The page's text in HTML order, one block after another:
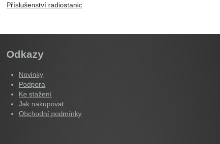
Příslušenství radiostanic
Odkazy
Novinky
Podpora
Ke stažení
Jak nakupovat
Obchodní podmínky